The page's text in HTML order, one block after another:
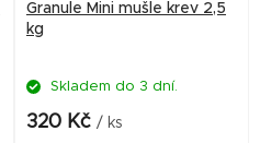
Granule Mini mušle krev 2,5
kg
Skladem do 3 dní.
320 Kč / ks